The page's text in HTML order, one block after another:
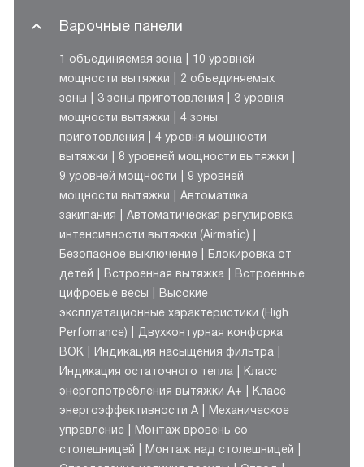
Варочные панели
1 объединяемая зона
10 уровней
мощности вытяжки
2 объединяемых
зоны
3 зоны приготовления
3 уровня
мощности вытяжки
4 зоны
приготовления
4 уровня мощности
вытяжки
8 уровней мощности вытяжки
9 уровней мощности
9 уровней
мощности вытяжки
Автоматика
закипания
Автоматическая регулировка
интенсивности вытяжки (Airmatic)
Безопасное выключение
Блокировка от
детей
Встроенная вытяжка
Встроенные
цифровые весы
Высокие
эксплуатационные характеристики (High
Perfomance)
Двухконтурная конфорка
ВОК
Индикация насыщения фильтра
Индикация остаточного тепла
Класс
энергопотребления вытяжки A+
Класс
энергоэффективности А
Механическое
управление
Монтаж вровень со
столешницей
Монтаж над столешницей